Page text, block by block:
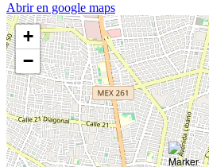
Abrir en google maps
+
−